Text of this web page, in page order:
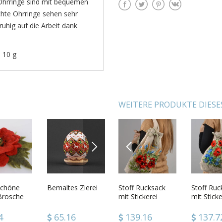
Ohrringe sehen sehr
auf die Arbeit dank
10 g
Bemaltes Zierei
65.16
Dekoratives
Kaffeset
93.24
Ton mit
42.62
NEXT
WEITERE PRODUKTE
PREVIOUS
mit
Bestickte Tasche
137.72
Stoff Rucksack
mit Stickerei
139.16
Stoff
mit